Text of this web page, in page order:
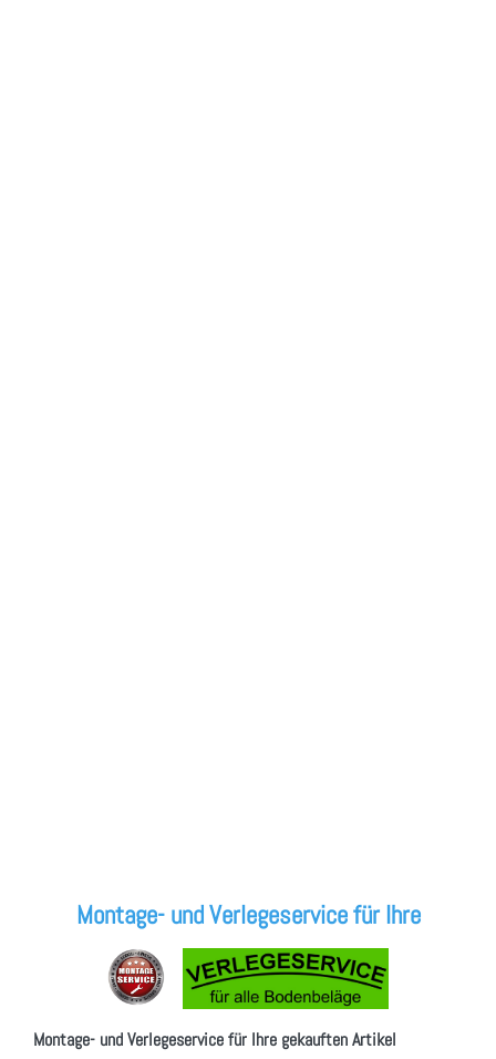
Montage- und Verlegeservice für Ihre
Montage- und Verlegeservice für Ihre gekauften Artikel